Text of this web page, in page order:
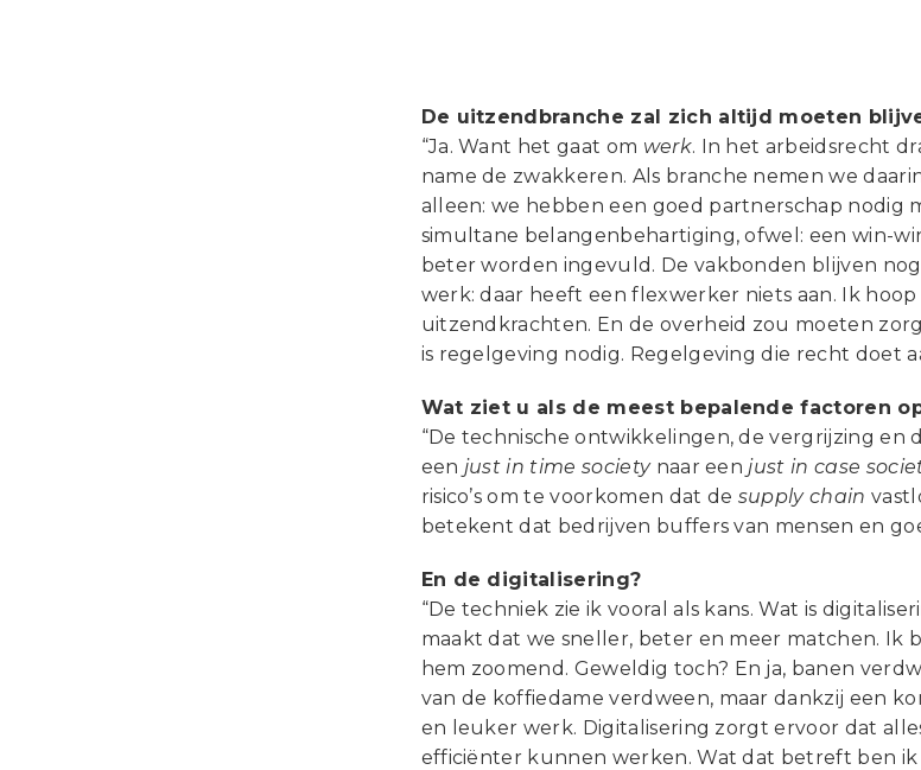
De uitzendbranche zal zich altijd moeten
“Ja. Want het gaat om werk. In het arbeidsrecht
name de zwakkeren. Als branche nemen we
alleen: we hebben een goed partnerschap nodig
simultane belangenbehartiging, ofwel: een win-
beter worden ingevuld. De vakbonden blijven
werk: daar heeft een flexwerker niets aan. Ik
uitzendkrachten. En de overheid zou moeten
is regelgeving nodig. Regelgeving die recht doet
Wat ziet u als de meest bepalende factoren
“De technische ontwikkelingen, de vergrijzing en
een just in time society naar eenjust in case
risico’s om te voorkomen dat de supply chain
betekent dat bedrijven buffers van mensen en
En de digitalisering?
“De techniek zie ik vooral als kans. Wat is
maakt dat we sneller, beter en meer matchen. Ik
hem zoomend. Geweldig toch? En ja, banen
van de koffiedame verdween, maar dankzij een
en leuker werk. Digitalisering zorgt ervoor dat
efficiënter kunnen werken. Wat dat betreft ben